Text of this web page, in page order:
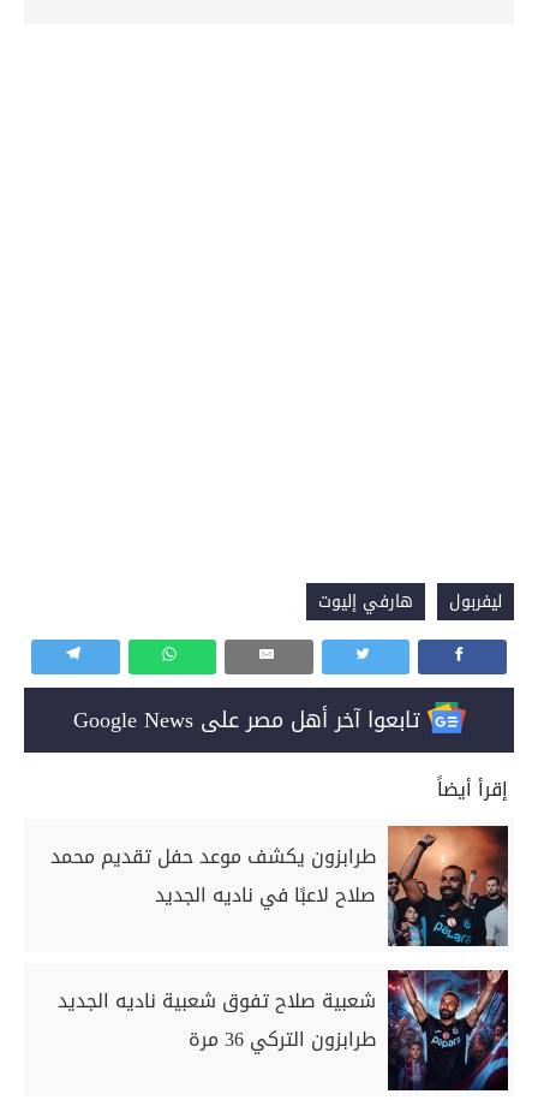
ليفربول هارفي إليوت
تابعوا آخر أهل مصر على Google News
إقرأ أيضاً
طرابزون يكشف موعد حفل تقديم محمد
صلاح لاعبًا في ناديه الجديد
شعبية صلاح تفوق شعبية ناديه الجديد
طرابزون التركي 36 مرة